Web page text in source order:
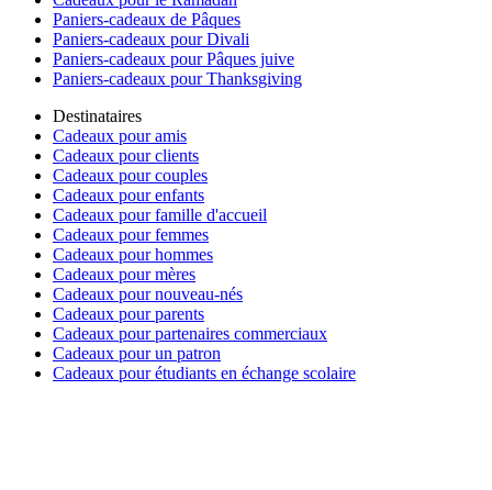
Paniers-cadeaux de Pâques
Paniers-cadeaux pour Divali
Paniers-cadeaux pour Pâques juive
Paniers-cadeaux pour Thanksgiving
Destinataires
Cadeaux pour amis
Cadeaux pour clients
Cadeaux pour couples
Cadeaux pour enfants
Cadeaux pour famille d'accueil
Cadeaux pour femmes
Cadeaux pour hommes
Cadeaux pour mères
Cadeaux pour nouveau-nés
Cadeaux pour parents
Cadeaux pour partenaires commerciaux
Cadeaux pour un patron
Cadeaux pour étudiants en échange scolaire